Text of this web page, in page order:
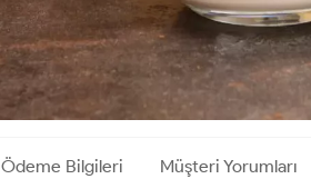
Ödeme Bilgileri Müşteri Yorumları